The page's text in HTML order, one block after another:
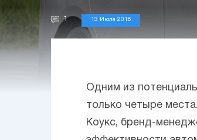
1 13 Июля 2016
Одним из
только четыре
Koукс, бренд-